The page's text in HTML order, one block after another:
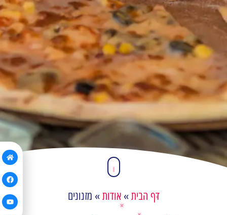
דף הבית»אודות» מזנונים